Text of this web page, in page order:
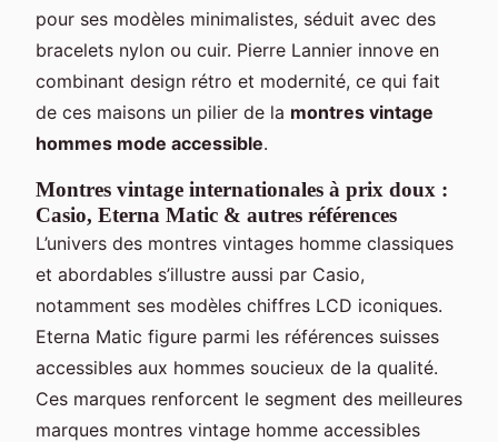
pour ses modèles minimalistes, séduit avec des
bracelets nylon ou cuir. Pierre Lannier innove en
combinant design rétro et modernité, ce qui fait
de ces maisons un pilier de la montres vintage
hommes mode accessible.
Montres vintage internationales à prix doux :
Casio, Eterna Matic & autres références
L’univers des montres vintages homme classiques
et abordables s’illustre aussi par Casio,
notamment ses modèles chiffres LCD iconiques.
Eterna Matic figure parmi les références suisses
accessibles aux hommes soucieux de la qualité.
Ces marques renforcent le segment des meilleures
marques montres vintage homme accessibles